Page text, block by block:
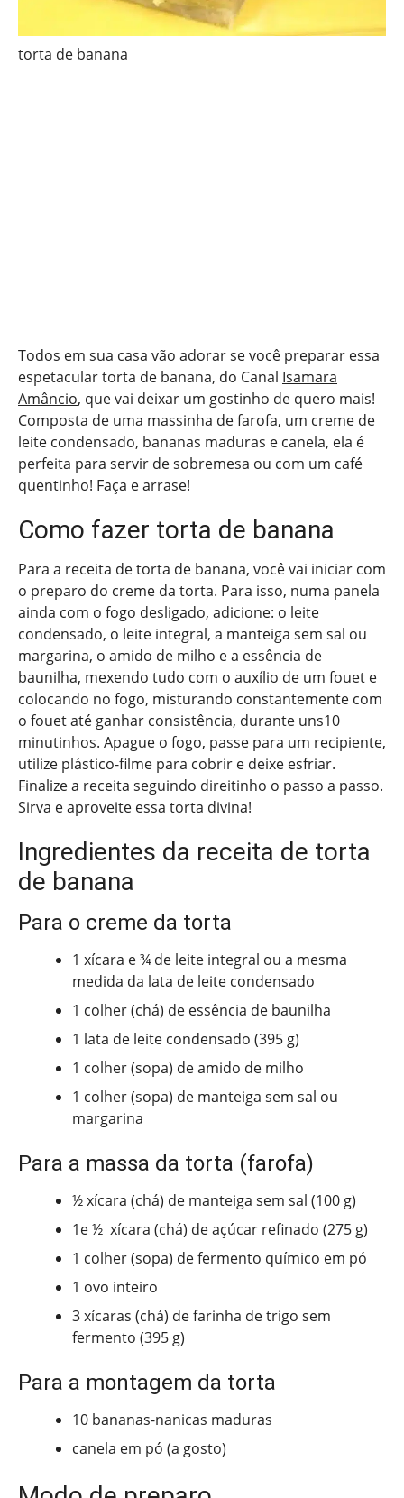
torta de banana
Todos em sua casa vão adorar se você preparar essa
espetacular torta de banana, do Canal Isamara
Amâncio, que vai deixar um gostinho de quero mais!
Composta de uma massinha de farofa, um creme de
leite condensado, bananas maduras e canela, ela é
perfeita para servir de sobremesa ou com um café
quentinho! Faça e arrase!
Como fazer torta de banana
Para a receita de torta de banana, você vai iniciar com
o preparo do creme da torta. Para isso, numa panela
ainda com o fogo desligado, adicione: o leite
condensado, o leite integral, a manteiga sem sal ou
margarina, o amido de milho e a essência de
baunilha, mexendo tudo com o auxílio de um fouet e
colocando no fogo, misturando constantemente com
o fouet até ganhar consistência, durante uns10
minutinhos. Apague o fogo, passe para um recipiente,
utilize plástico-filme para cobrir e deixe esfriar.
Finalize a receita seguindo direitinho o passo a passo.
Sirva e aproveite essa torta divina!
Ingredientes da receita de torta
de banana
Para o creme da torta
1 xícara e ¾ de leite integral ou a mesma
medida da lata de leite condensado
1 colher (chá) de essência de baunilha
1 lata de leite condensado (395 g)
1 colher (sopa) de amido de milho
1 colher (sopa) de manteiga sem sal ou
margarina
Para a massa da torta (farofa)
½ xícara (chá) de manteiga sem sal (100 g)
1e ½ xícara (chá) de açúcar refinado (275 g)
1 colher (sopa) de fermento químico em pó
1 ovo inteiro
3 xícaras (chá) de farinha de trigo sem
fermento (395 g)
Para a montagem da torta
10 bananas-nanicas maduras
canela em pó (a gosto)